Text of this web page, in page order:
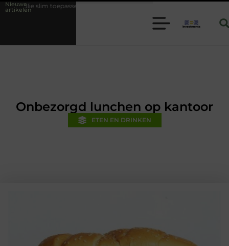
Nieuwe
artikelen
binnen moderne folie techniek
Onbezorgd lunchen op kantoor
ETEN EN DRINKEN